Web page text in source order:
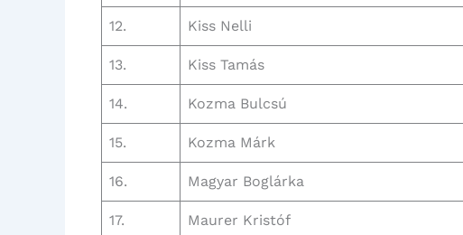
12. Kiss Nelli
13. Kiss Tamás
14. Kozma Bulcsú
15. Kozma Márk
16. Magyar Boglárka
17. Maurer Kristóf